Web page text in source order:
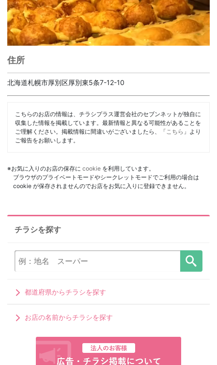
住所
北海道札幌市厚別区厚別東5条7-12-10
こちらのお店の情報は、チラシプラス運営会社のセブンネットが独自に
収集した情報を掲載しています。最新情報と異なる可能性があることを
ご理解ください。掲載情報に間違いがございましたら、「 こちら 」より
ご報告をお願いします。
※お気に入りのお店の保存に cookie を利用しています。
ブラウザのプライベートモードやシークレットモードでご利用の場合は
cookie が保存されませんのでお店をお気に入りに登録できません。
チラシを探す
都道府県からチラシを探す
お店の名前からチラシを探す